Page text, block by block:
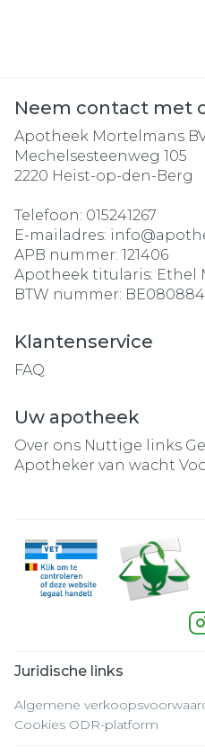
Neem contact met
Apotheek Mortelmans
Mechelsesteenweg 105
2220 Heist-op-den-Berg
Telefoon: 015241267
E-mailadres: info@
APB nummer: 121406
Apotheek titularis: Ethel
BTW nummer:
Klantenservice
FAQ
Uw apotheek
Over ons Nuttige links
Apotheker van wacht
Juridische links
Algemene
Cookies ODR-platform